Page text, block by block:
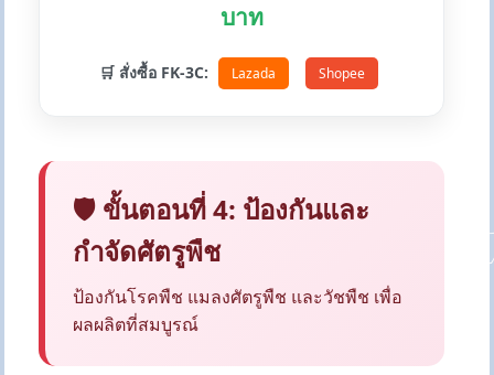
บาท
🛒 สั่งซื้อ FK-3C: Lazada Shopee
🛡️ ขั้นตอนที่ 4: ป้องกันและ
กำจัดศัตรูพืช
ป้องกันโรคพืช แมลงศัตรูพืช และวัชพืช เพื่อ
ผลผลิตที่สมบูรณ์